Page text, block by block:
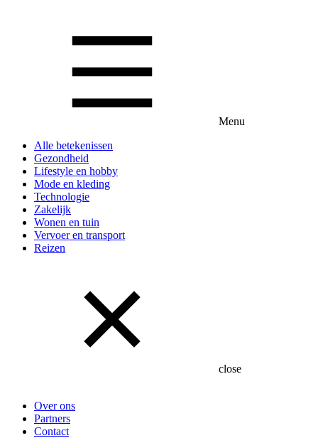
Menu
Alle betekenissen
Gezondheid
Lifestyle en hobby
Mode en kleding
Technologie
Zakelijk
Wonen en tuin
Vervoer en transport
Reizen
close
Over ons
Partners
Contact